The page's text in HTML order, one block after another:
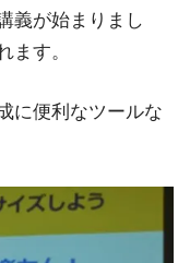
義が始まりまし
ます。
に便利なツールな